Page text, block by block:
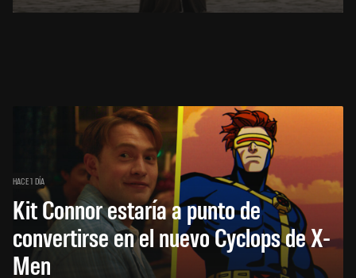
HACE 1 DÍA
Kit Connor estaría a punto de
convertirse en el nuevo Cyclops de X-
Men